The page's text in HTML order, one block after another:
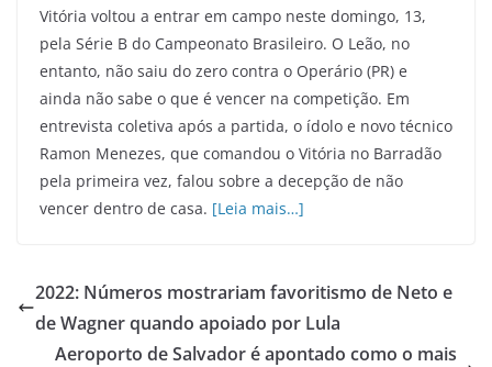
Vitória voltou a entrar em campo neste domingo, 13,
pela Série B do Campeonato Brasileiro. O Leão, no
entanto, não saiu do zero contra o Operário (PR) e
ainda não sabe o que é vencer na competição. Em
entrevista coletiva após a partida, o ídolo e novo técnico
Ramon Menezes, que comandou o Vitória no Barradão
pela primeira vez, falou sobre a decepção de não
vencer dentro de casa. [Leia mais…]
2022: Números mostrariam favoritismo de Neto e
de Wagner quando apoiado por Lula
Aeroporto de Salvador é apontado como o mais